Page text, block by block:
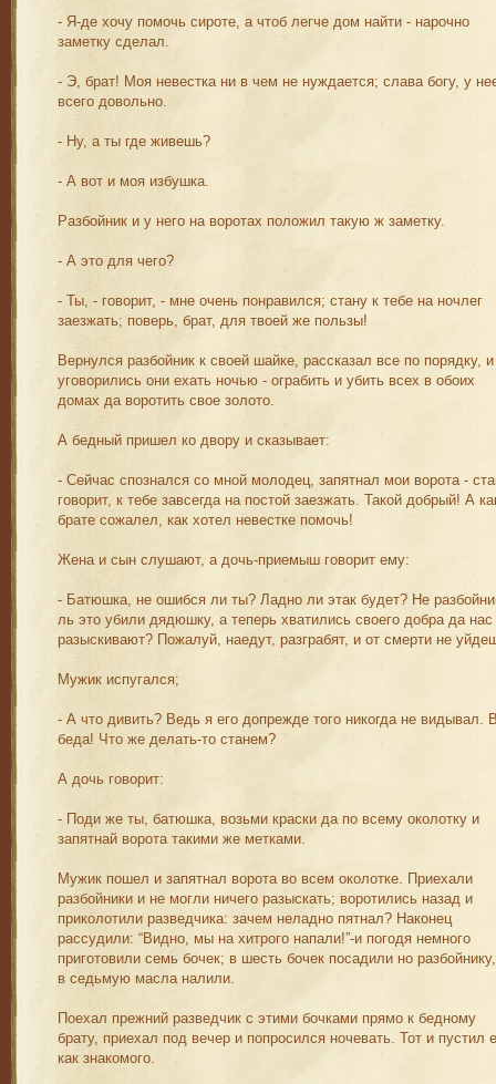
- Я-де хочу помочь сироте, а чтоб легче дом найти - нарочно
заметку сделал.
- Э, брат! Моя невестка ни в чем не нуждается; слава богу, у
всего довольно.
- Ну, а ты где живешь?
- А вот и моя избушка.
Разбойник и у него на воротах положил такую ж заметку.
- А это для чего?
- Ты, - говорит, - мне очень понравился; стану к тебе на ночлег
заезжать; поверь, брат, для твоей же пользы!
Вернулся разбойник к своей шайке, рассказал все по порядку, и
уговорились они ехать ночью - ограбить и убить всех в обоих
домах да воротить свое золото.
А бедный пришел ко двору и сказывает:
- Сейчас спознался со мной молодец, запятнал мои ворота -
говорит, к тебе завсегда на постой заезжать. Такой добрый! А
брате сожалел, как хотел невестке помочь!
Жена и сын слушают, а дочь-приемыш говорит ему:
- Батюшка, не ошибся ли ты? Ладно ли этак будет? Не
ль это убили дядюшку, а теперь хватились своего добра да нас
разыскивают? Пожалуй, наедут, разграбят, и от смерти не
Мужик испугался;
- А что дивить? Ведь я его допрежде того никогда не видывал.
беда! Что же делать-то станем?
А дочь говорит:
- Поди же ты, батюшка, возьми краски да по всему околотку и
запятнай ворота такими же метками.
Мужик пошел и запятнал ворота во всем околотке. Приехали
разбойники и не могли ничего разыскать; воротились назад и
приколотили разведчика: зачем неладно пятнал? Наконец
рассудили: “Видно, мы на хитрого напали!”-и погодя немного
приготовили семь бочек; в шесть бочек посадили но
в седьмую масла налили.
Поехал прежний разведчик с этими бочками прямо к бедному
брату, приехал под вечер и попросился ночевать. Тот и пустил
как знакомого.